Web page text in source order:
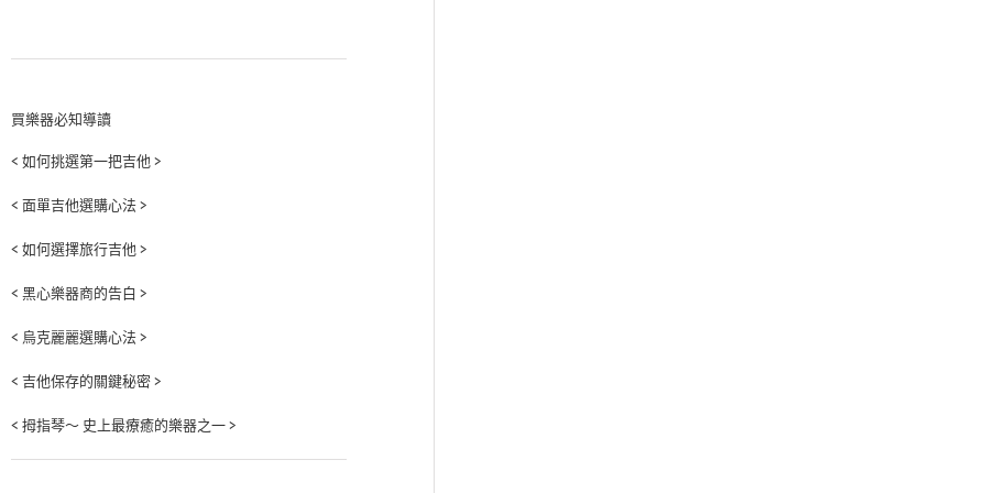
買樂器必知導讀
< 如何挑選第一把吉他 >
< 面單吉他選購心法 >
< 如何選擇旅行吉他 >
< 黑心樂器商的告白 >
< 烏克麗麗選購心法 >
< 吉他保存的關鍵秘密 >
< 拇指琴～ 史上最療癒的樂器之一 >